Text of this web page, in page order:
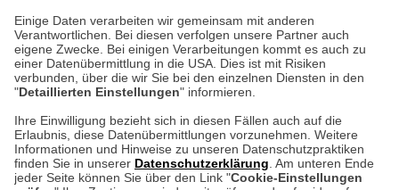
Einige Daten verarbeiten wir gemeinsam mit anderen
Verantwortlichen. Bei diesen verfolgen unsere Partner auch
eigene Zwecke. Bei einigen Verarbeitungen kommt es auch zu
einer Datenübermittlung in die USA. Dies ist mit Risiken
verbunden, über die wir Sie bei den einzelnen Diensten in den
"Detaillierten Einstellungen" informieren.
Ihre Einwilligung bezieht sich in diesen Fällen auch auf die
Erlaubnis, diese Datenübermittlungen vorzunehmen. Weitere
Informationen und Hinweise zu unseren Datenschutzpraktiken
finden Sie in unserer Datenschutzerklärung . Am unteren Ende
jeder Seite können Sie über den Link "Cookie-Einstellungen
Hier finden Sie uns im Netz
AGB Rücksendung von Waren Datenschutz
Impressum
Kontakt
Zur Echtheit von Bewertungen
Hinweisgeber-Schutzgesetz
Barrierefreiheit unserer Website
Cookie-Einstellungen in Ihrem Browser
ACHTUNG!
Ihr Browser speichert aktuell keine Cookies!